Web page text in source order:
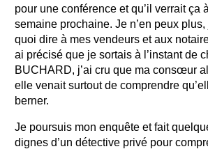
pour une conférence et qu’il verrait ça
semaine prochaine. Je n’en peux
quoi dire à mes vendeurs et aux
ai précisé que je sortais à l’instant de
BUCHARD, j’ai cru que ma consœur
elle venait surtout de comprendre
berner.
Je poursuis mon enquête et fait
dignes d’un détective privé pour